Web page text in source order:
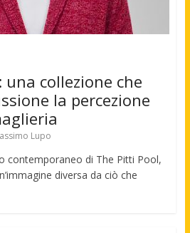
collezione che
la percezione
Lupo
contemporaneo di The Pitti Pool,
diversa da ciò che